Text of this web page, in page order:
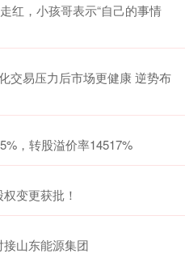
红，小孩哥表示“自己的事情
交易压力后市场更健康 逆势布
，转股溢价率14517%
变更获批！
山东能源集团